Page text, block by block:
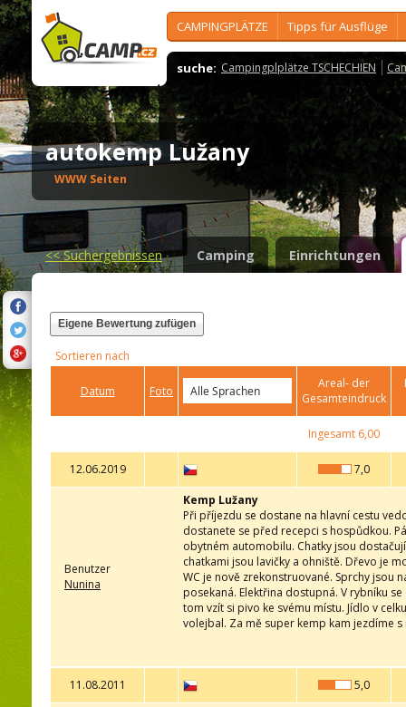
CAMPINGPLÄTZE Tipps für Ausflüge
suche: Campingplplätze TSCHECHIEN
autokemp Lužany
WWW Seiten
<<Suchergebnissen Camping Einrichtungen
Eigene Bewertung zufügen
Sortieren nach
Datum Foto
Areal- der
Gesamteindruck
Ingesamt 6,00
12.06.2019 7,0
Benutzer
Nunina
Kemp Lužany
Při příjezdu se dostane na hlavní cestu
dostanete se před recepci s hospůdkou.
obytném automobilu. Chatky jsou
chatkami jsou lavičky a ohniště. Dřevo je
WC je nově zrekonstruované. Sprchy jsou
posekaná. Elektřina dostupná. V rybníku
tom vzít si pivo ke svému místu. Jídlo v
volejbal. Za mě super kemp kam jezdíme
11.08.2011 5,0